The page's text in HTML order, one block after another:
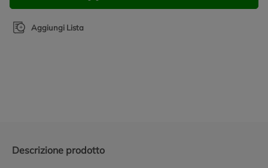
Aggiungi Lista
Descrizione prodotto